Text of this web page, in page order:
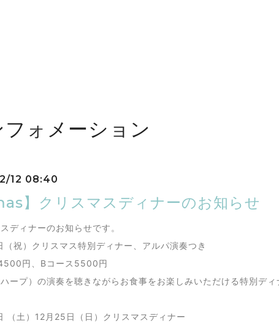
フォメーション
12 08:40
】クリスマスディナーのお知らせ
ディナーのお知らせです。
（祝）クリスマス特別ディナー、アルパ演奏つき
円、Bコース5500円
ープ）の演奏を聴きながらお食事をお楽しみいただける特別ディ
（土）12月25日（日）クリスマスディナー